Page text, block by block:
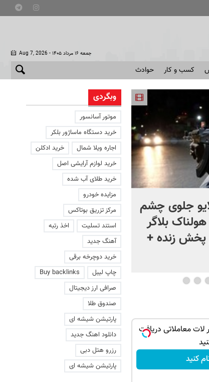
Aug 7, 2026 - جمعه ۱۶ مرداد ۱۴۰۵
کسب و کار حوادث
جلوی چشم
بلاگر
زنده +
صحنه ای نادر از حیات
ایران در سبلان + فیلم
معاملاتی دریافت
کنید
وبگردی
موتور آسانسور
خرید دستگاه ماساژور بلکر
اجاره ویلا شمال
خرید ادکلن
خرید لوازم آرایشی اصل
خرید طلای آب شده
مزایده خودرو
مرکز تزریق بوتاکس
استند تسلیت
اخذ رتبه
آهنگ جدید
خرید دوچرخه برقی
چاپ لیبل
Buy backlinks
صرافی ارز دیجیتال
صندوق طلا
پارتیشن شیشه ای
دانلود اهنگ جدید
رزرو هتل دبی
پارتیشن شیشه ای